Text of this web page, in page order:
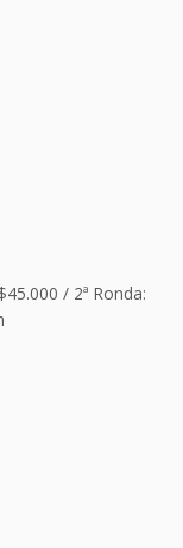
/ 2ª Ronda: